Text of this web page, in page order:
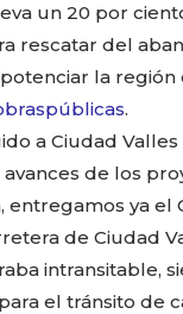
un 20 por
rescatar del
la región
.
a Ciudad
de los
entregamos ya el
de Ciudad
intransitable,
el tránsito de